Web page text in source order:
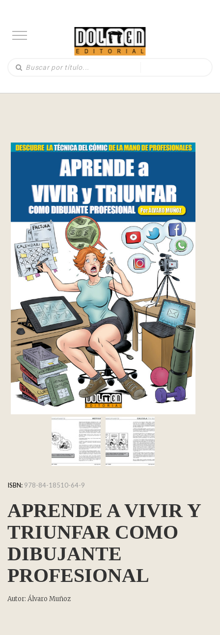
ISBN: 978-84-18510-64-9
APRENDE A VIVIR Y
TRIUNFAR COMO
DIBUJANTE
PROFESIONAL
Autor: Álvaro Muñoz